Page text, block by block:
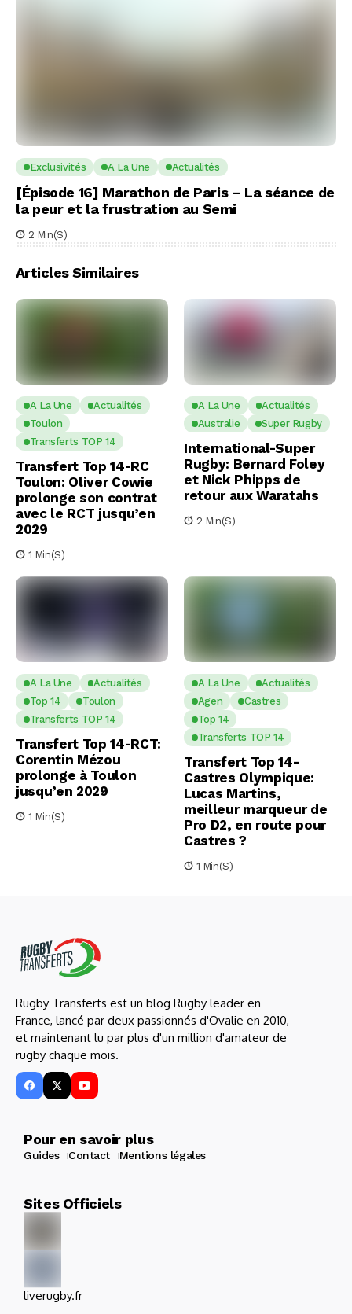
Exclusivités A La Une Actualités
[Épisode 16] Marathon de Paris – La séance de
la peur et la frustration au Semi
2 Min(s)
Articles Similaires
A La Une
Actualités
Toulon
Transferts TOP 14
Transfert Top 14-RC
Toulon: Oliver Cowie
prolonge son contrat
avec le RCT jusqu’en
2029
1 Min(s)
A La Une
Actualités
Australie
Super Rugby
International-Super
Rugby: Bernard Foley
et Nick Phipps de
retour aux Waratahs
2 Min(s)
A La Une
Actualités
Top 14
Toulon
Transferts TOP 14
Transfert Top 14-RCT:
Corentin Mézou
prolonge à Toulon
jusqu’en 2029
1 Min(s)
A La Une
Actualités
Agen
Castres
Top 14
Transferts TOP 14
Transfert Top 14-
Castres Olympique:
Lucas Martins,
meilleur marqueur de
Pro D2, en route pour
Castres ?
1 Min(s)
Rugby Transferts est un blog Rugby leader en
France, lancé par deux passionnés d'Ovalie en 2010,
et maintenant lu par plus d'un million d'amateur de
rugby chaque mois.
Pour en savoir plus
Guides Contact Mentions légales
Sites Officiels
liverugby.fr